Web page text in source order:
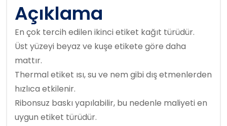
Açıklama
En çok tercih edilen ikinci etiket kağıt türüdür.
Üst yüzeyi beyaz ve kuşe etikete göre daha
mattır.
Thermal etiket ısı, su ve nem gibi dış etmenlerden
hızlıca etkilenir.
Ribonsuz baskı yapılabilir, bu nedenle maliyeti en
uygun etiket türüdür.